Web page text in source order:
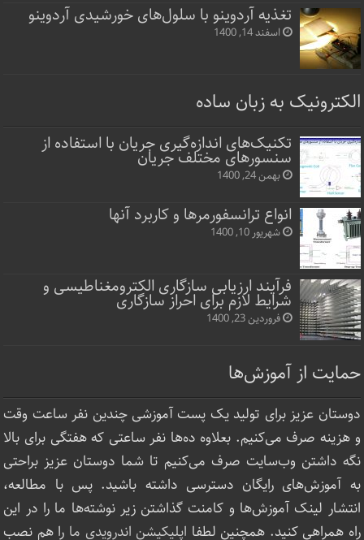
تغذیه آردوینو با سلول‌های خورشیدی آردوینو
اسفند 14, 1400
الکترونیک به زبان ساده
تکنیک‌های اندازه‌گیری جریان با استفاده از
سنسورهای مختلف جریان
بهمن 24, 1400
انواع ترانسفورمرها و کاربرد آنها
شهریور 10, 1400
فرآیند ارزیابی سازگاری الکترومغناطیسی و
شرایط لازم برای احراز سازگاری
فروردین 23, 1400
حمایت از آموزش‌ها
دوستان عزیز برای تولید یک پست آموزشی چندین نفر ساعت‌ وقت
و هزینه صرف می‌کنیم. بعلاوه ده‌ها نفر ساعتی که هفتگی برای بالا
نگه داشتن وب‌سایت صرف ‌می‌کنیم تا شما دوستان عزیز براحتی
به آموزش‌های رایگان دسترسی داشته باشید. پس با مطالعه،
انتشار لینک‌ آموزش‌ها و کامنت گذاشتن زیر نوشته‌‌ها ما را در این
راه همراهی کنید. همچنین لطفا اپلیکیشن اندرویدی ما را هم نصب